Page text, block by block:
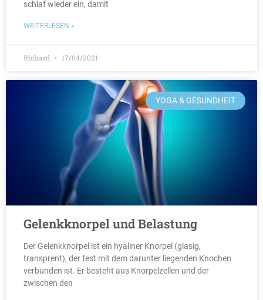
schlaf wieder ein, damit
WEITERLESEN »
Richard 17/04/2021
YOGA & GESUNDHEIT
Gelenkknorpel und Belastung
Der Gelenkknorpel ist ein hyaliner Knorpel (glasig,
transprent), der fest mit dem darunter liegenden Knochen
verbunden ist. Er besteht aus Knorpelzellen und der
zwischen den